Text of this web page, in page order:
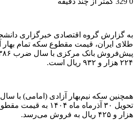
به گزارش گروه اقتصادی خبرگزاری
طلای ایران، قیمت مقطوع سکه تمام
۲۲۴ هزار و ۹۳۲ ریال است.
هزار و ۴۲۵ ریال به فروش می‌رسد.